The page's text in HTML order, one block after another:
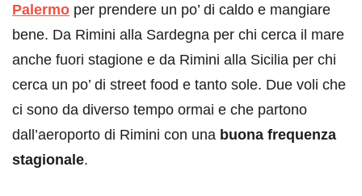
Palermo per prendere un po’ di caldo e mangiare
bene. Da Rimini alla Sardegna per chi cerca il mare
anche fuori stagione e da Rimini alla Sicilia per chi
cerca un po’ di street food e tanto sole. Due voli che
ci sono da diverso tempo ormai e che partono
dall’aeroporto di Rimini con una buona frequenza
stagionale.